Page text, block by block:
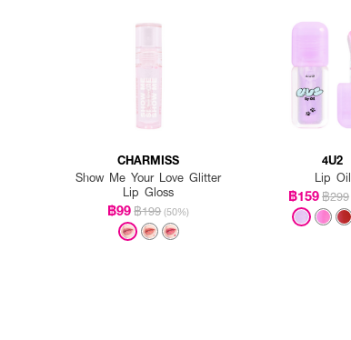
CHARMISS
Show Me Your Love Glitter
Lip Gloss
฿99฿199 (50%)
4U2
Lip Oil
฿159฿299